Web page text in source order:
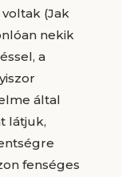
(Jak
nekik
a
által
látjuk,
fenséges